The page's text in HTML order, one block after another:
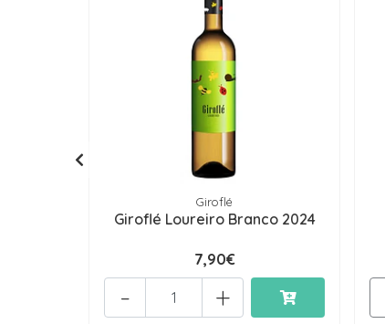
Giroflé
Giroflé Loureiro Branco 2024
7,90€
+
-